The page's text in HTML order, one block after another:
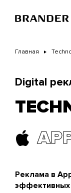
основному
Главная
Digital
Реклама в
эффективных